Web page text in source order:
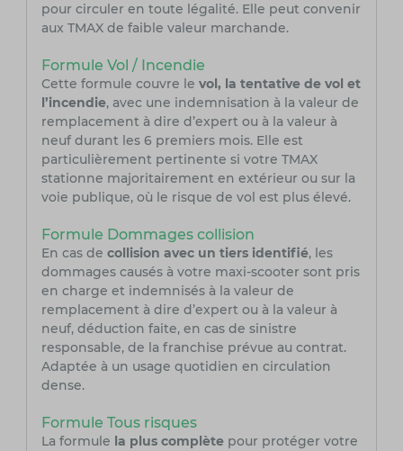
pour circuler en toute légalité. Elle peut convenir
aux TMAX de faible valeur marchande.
Formule Vol / Incendie
Cette formule couvre le vol, la tentative de vol et
l’incendie, avec une indemnisation à la valeur de
remplacement à dire d’expert ou à la valeur à
neuf durant les 6 premiers mois. Elle est
particulièrement pertinente si votre TMAX
stationne majoritairement en extérieur ou sur la
voie publique, où le risque de vol est plus élevé.
Formule Dommages collision
En cas de collision avec un tiers identifié, les
dommages causés à votre maxi-scooter sont pris
en charge et indemnisés à la valeur de
remplacement à dire d’expert ou à la valeur à
neuf, déduction faite, en cas de sinistre
responsable, de la franchise prévue au contrat.
Adaptée à un usage quotidien en circulation
dense.
Formule Tous risques
La formule la plus complètepour protéger votre